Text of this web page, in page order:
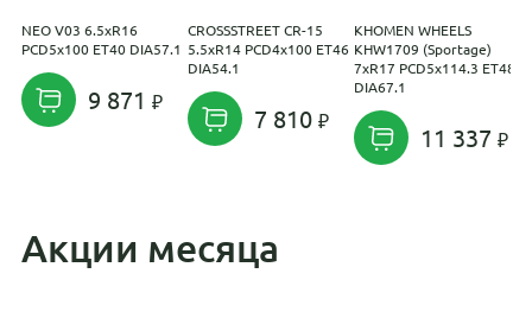
NEO V03 6.5xR16
PCD5x100 ET40 DIA57.1
9 871
CROSSSTREET CR-15
5.5xR14 PCD4x100 ET46
DIA54.1
7 810
KHOMEN WHEELS
KHW1709 (Sportage)
7xR17 PCD5x114.3 ET48
DIA67.1
11 337
Акции месяца